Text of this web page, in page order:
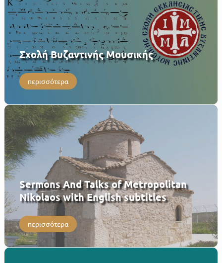
Σχολή Βυζαντινής Μουσικής
περισσότερα
Sermons And Talks of Metropolitan
Nikolaos with English subtitles
περισσότερα